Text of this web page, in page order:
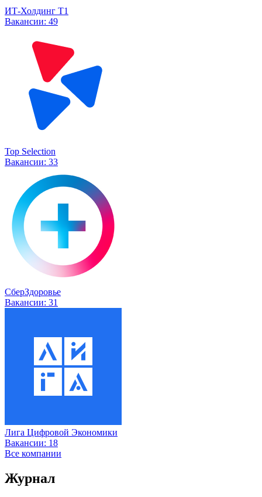
ИТ-Холдинг Т1
Вакансии: 49
Top Selection
Вакансии: 33
СберЗдоровье
Вакансии: 31
Лига Цифровой Экономики
Вакансии: 18
Все компании
Журнал